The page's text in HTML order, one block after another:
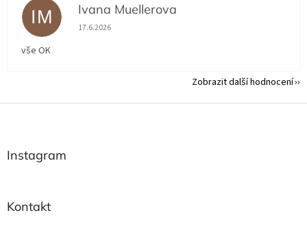
IM Ivana Muellerova
Hodnocení obchodu je 5 z 5 hvězdiček.
17.6.2026
vše OK
Zobrazit další hodnocení
Z
Instagram
Kontakt